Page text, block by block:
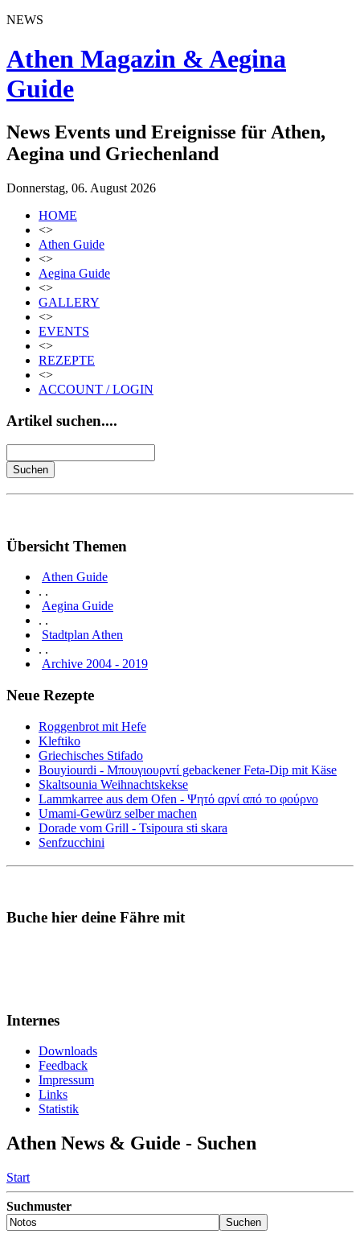
NEWS
Athen Magazin & Aegina
Guide
News Events und Ereignisse für Athen,
Aegina und Griechenland
Donnerstag, 06. August 2026
HOME
<>
Athen Guide
<>
Aegina Guide
<>
GALLERY
<>
EVENTS
<>
REZEPTE
<>
ACCOUNT / LOGIN
Artikel suchen....
Übersicht Themen
Athen Guide
. .
Aegina Guide
. .
Stadtplan Athen
. .
Archive 2004 - 2019
Neue Rezepte
Roggenbrot mit Hefe
Kleftiko
Griechisches Stifado
Bouyiourdi - Μπουγιουρντί gebackener Feta-Dip mit Käse
Skaltsounia Weihnachtskekse
Lammkarree aus dem Ofen - Ψητό αρνί από το φούρνο
Umami-Gewürz selber machen
Dorade vom Grill - Tsipoura sti skara
Senfzucchini
Buche hier deine Fähre mit
Internes
Downloads
Feedback
Impressum
Links
Statistik
Athen News & Guide - Suchen
Start
Suchmuster